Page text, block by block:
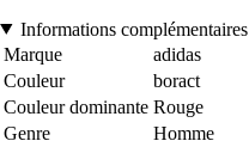
Informations complémentaires
Marque
adidas
Couleur
boract
Couleur dominante Rouge
Genre
Homme